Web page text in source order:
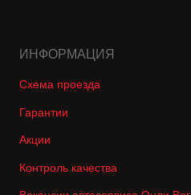
ИНФОРМАЦИЯ
Схема проезда
Гарантии
Акции
Контроль качества